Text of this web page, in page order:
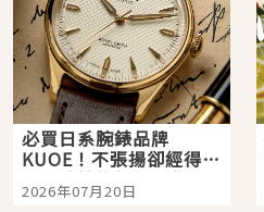
必買日系腕錶品牌
KUOE！不張揚卻經得起
時間洗鍊的經典之作五
選
2026年07月20日